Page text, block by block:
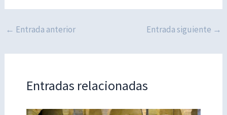
← Entrada anterior Entrada siguiente →
Entradas relacionadas